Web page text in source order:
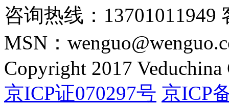
咨询热线：13701011949
MSN：
Copyright 2017
京ICP证070297号 京ICP